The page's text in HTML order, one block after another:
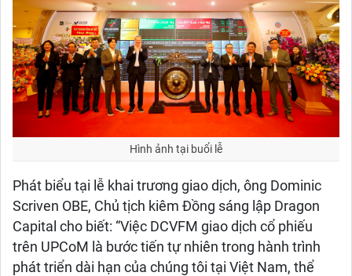
Hình ảnh tại buổi lễ
Phát biểu tại lễ khai trương giao dịch, ông Dominic
Scriven OBE, Chủ tịch kiêm Đồng sáng lập Dragon
Capital cho biết: “Việc DCVFM giao dịch cổ phiếu
trên UPCoM là bước tiến tự nhiên trong hành trình
phát triển dài hạn của chúng tôi tại Việt Nam, thể